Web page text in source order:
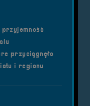
przyciągnęło
i regionu